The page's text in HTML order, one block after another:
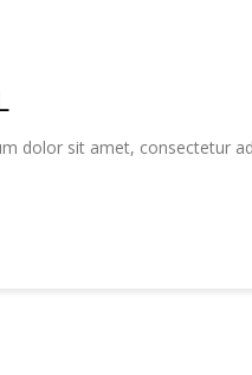
dolor sit amet, consectetur